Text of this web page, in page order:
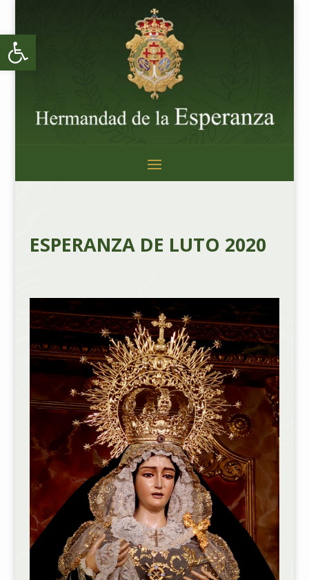
Abrir barra de herramientas
ESPERANZA DE LUTO 2020